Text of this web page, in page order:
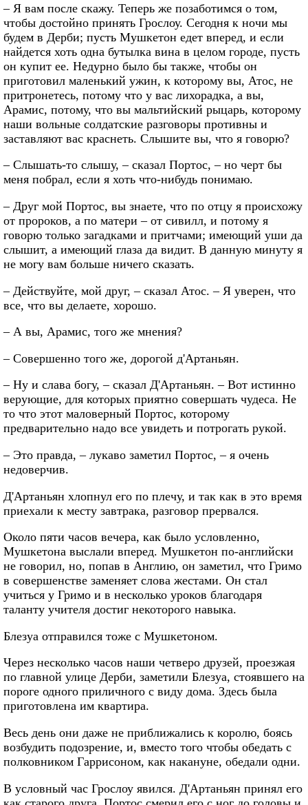
– Я вам после скажу. Теперь же позаботимся о том,
чтобы достойно принять Грослоу. Сегодня к ночи мы
будем в Дерби; пусть Мушкетон едет вперед, и если
найдется хоть одна бутылка вина в целом городе, пусть
он купит ее. Недурно было бы также, чтобы он
приготовил маленький ужин, к которому вы, Атос, не
притронетесь, потому что у вас лихорадка, а вы,
Арамис, потому, что вы мальтийский рыцарь, которому
наши вольные солдатские разговоры противны и
заставляют вас краснеть. Слышите вы, что я говорю?
– Слышать-то слышу, – сказал Портос, – но черт бы
меня побрал, если я хоть что-нибудь понимаю.
– Друг мой Портос, вы знаете, что по отцу я происхожу
от пророков, а по матери – от сивилл, и потому я
говорю только загадками и притчами; имеющий уши да
слышит, а имеющий глаза да видит. В данную минуту я
не могу вам больше ничего сказать.
– Действуйте, мой друг, – сказал Атос. – Я уверен, что
все, что вы делаете, хорошо.
– А вы, Арамис, того же мнения?
– Совершенно того же, дорогой д'Артаньян.
– Ну и слава богу, – сказал Д'Артаньян. – Вот истинно
верующие, для которых приятно совершать чудеса. Не
то что этот маловерный Портос, которому
предварительно надо все увидеть и потрогать рукой.
– Это правда, – лукаво заметил Портос, – я очень
недоверчив.
Д'Артаньян хлопнул его по плечу, и так как в это время
приехали к месту завтрака, разговор прервался.
Около пяти часов вечера, как было условленно,
Мушкетона выслали вперед. Мушкетон по-английски
не говорил, но, попав в Англию, он заметил, что Гримо
в совершенстве заменяет слова жестами. Он стал
учиться у Гримо и в несколько уроков благодаря
таланту учителя достиг некоторого навыка.
Блезуа отправился тоже с Мушкетоном.
Через несколько часов наши четверо друзей, проезжая
по главной улице Дерби, заметили Блезуа, стоявшего на
пороге одного приличного с виду дома. Здесь была
приготовлена им квартира.
Весь день они даже не приближались к королю, боясь
возбудить подозрение, и, вместо того чтобы обедать с
полковником Гаррисоном, как накануне, обедали одни.
В условный час Грослоу явился. Д'Артаньян принял его